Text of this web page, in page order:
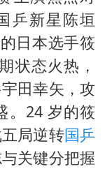
远被查
时路径
郑丽文：台湾从来没有“独立”过
女子网购名牌包发现是自己丢的那只
书》售后来了
会取消
乒新星陈垣
日本选手筱
状态火热，
田幸矢，攻
。24 岁的筱
局逆转国乒
关键分把握